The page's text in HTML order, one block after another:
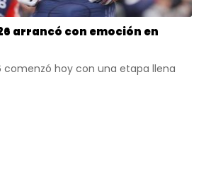
arrancó con emoción en
comenzó hoy con una etapa llena